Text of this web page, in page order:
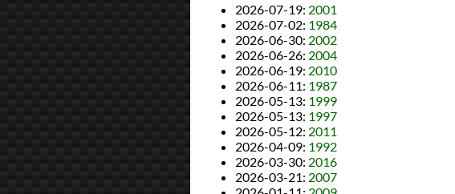
2026-07-19: 2001
2026-07-02: 1984
2026-06-30: 2002
2026-06-26: 2004
2026-06-19: 2010
2026-06-11: 1987
2026-05-13: 1999
2026-05-13: 1997
2026-05-12: 2011
2026-04-09: 1992
2026-03-30: 2016
2026-03-21: 2007